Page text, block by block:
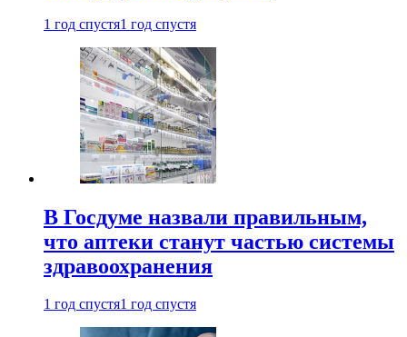
1 год спустя1 год спустя
В Госдуме назвали правильным,
что аптеки станут частью системы
здравоохранения
1 год спустя1 год спустя